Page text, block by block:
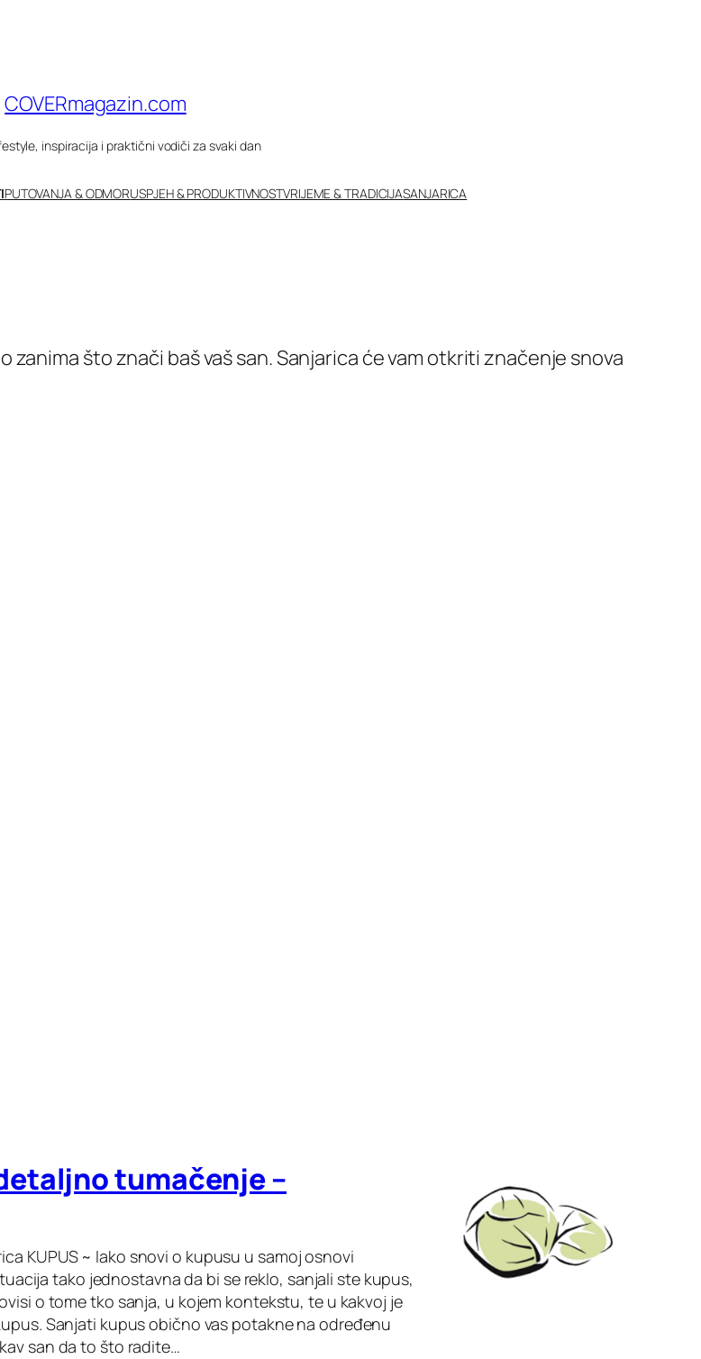
COVERmagazin.com
inspiracija i praktični vodiči za svaki dan
PUTOVANJA & ODMORUSPJEH & PRODUKTIVNOSTVRIJEME & TRADICIJASANJARICA
što znači baš vaš san. Sanjarica će vam otkriti značenje snova
tumačenje –
KUPUS ~ Iako snovi o kupusu u samoj osnovi
tako jednostavna da bi se reklo, sanjali ste kupus,
o tome tko sanja, u kojem kontekstu, te u kakvoj je
Sanjati kupus obično vas potakne na određenu
san da to što radite…